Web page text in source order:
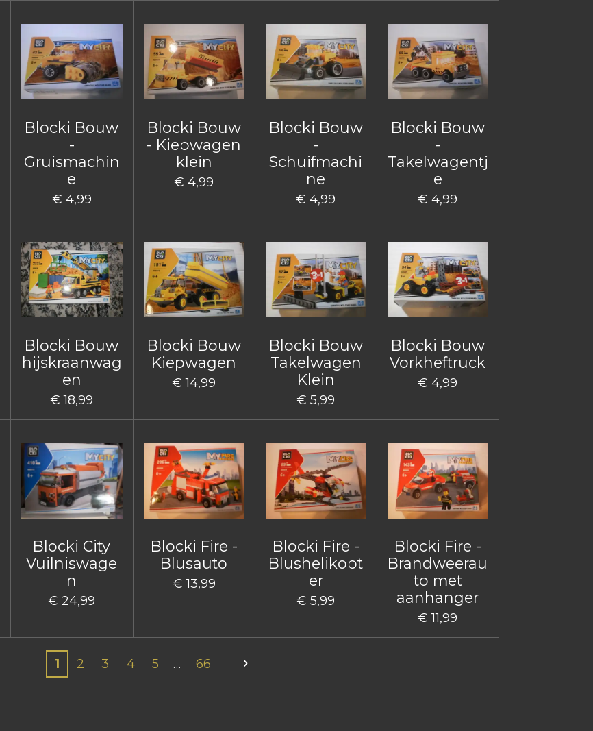
Blocki Bouw
-
Gruismachin
e
€ 4,99
Blocki Bouw
- Kiepwagen
klein
€ 4,99
Blocki Bouw
-
Schuifmachi
ne
€ 4,99
Blocki Bouw
-
Takelwagentj
e
€ 4,99
Blocki Bouw
hijskraanwag
en
€ 18,99
Blocki Bouw
Kiepwagen
€ 14,99
Blocki Bouw
Takelwagen
Klein
€ 5,99
Blocki Bouw
Vorkheftruck
€ 4,99
Blocki City
Vuilniswage
n
€ 24,99
Blocki Fire -
Blusauto
€ 13,99
Blocki Fire -
Blushelikopt
er
€ 5,99
Blocki Fire -
Brandweerau
to met
aanhanger
€ 11,99
1 2 3 4 5 66